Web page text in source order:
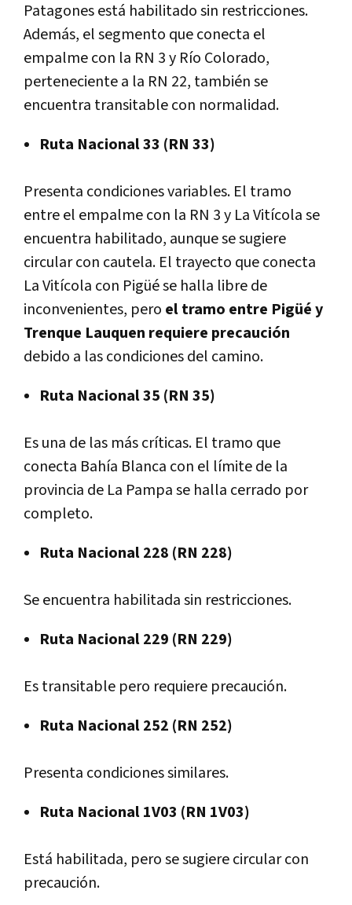
Patagones está habilitado sin restricciones.
Además, el segmento que conecta el
empalme con la RN 3 y Río Colorado,
perteneciente a la RN 22, también se
encuentra transitable con normalidad.
Ruta Nacional 33 (RN 33)
Presenta condiciones variables. El tramo
entre el empalme con la RN 3 y La Vitícola se
encuentra habilitado, aunque se sugiere
circular con cautela. El trayecto que conecta
La Vitícola con Pigüé se halla libre de
inconvenientes, pero el tramo entre Pigüé y
Trenque Lauquen requiere precaución
debido a las condiciones del camino.
Ruta Nacional 35 (RN 35)
Es una de las más críticas. El tramo que
conecta Bahía Blanca con el límite de la
provincia de La Pampa se halla cerrado por
completo.
Ruta Nacional 228 (RN 228)
Se encuentra habilitada sin restricciones.
Ruta Nacional 229 (RN 229)
Es transitable pero requiere precaución.
Ruta Nacional 252 (RN 252)
Presenta condiciones similares.
Ruta Nacional 1V03 (RN 1V03)
Está habilitada, pero se sugiere circular con
precaución.